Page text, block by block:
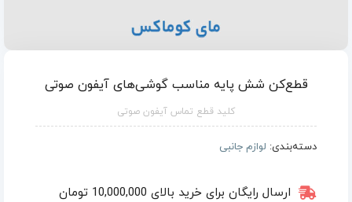
قطع‌کن شش پایه مناسب گوشی‌های آیفون صوتی
کلید قطع تماس آیفون صوتی
دسته‌بندی: لوازم جانبی
ارسال رایگان برای خرید بالای 10,000,000 تومان